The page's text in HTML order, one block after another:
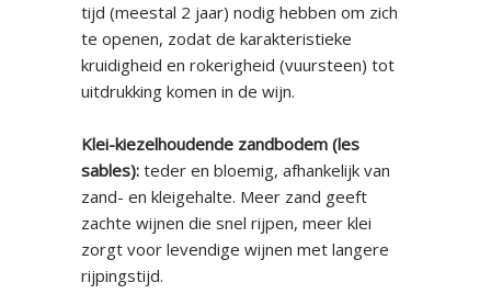
tijd (meestal 2 jaar) nodig hebben om zich
te openen, zodat de karakteristieke
kruidigheid en rokerigheid (vuursteen) tot
uitdrukking komen in de wijn.
Klei-kiezelhoudende zandbodem (les
sables): teder en bloemig, afhankelijk van
zand- en kleigehalte. Meer zand geeft
zachte wijnen die snel rijpen, meer klei
zorgt voor levendige wijnen met langere
rijpingstijd.